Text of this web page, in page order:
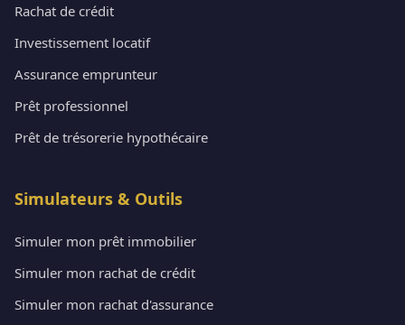
Rachat de crédit
Investissement locatif
Assurance emprunteur
Prêt professionnel
Prêt de trésorerie hypothécaire
Simulateurs & Outils
Simuler mon prêt immobilier
Simuler mon rachat de crédit
Simuler mon rachat d'assurance